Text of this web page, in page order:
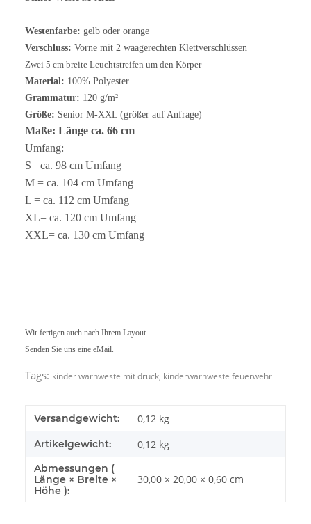
Westenfarbe: gelb oder orange
Verschluss: Vorne mit 2 waagerechten Klettverschlüssen
Zwei 5 cm breite Leuchtstreifen um den Körper
Material: 100% Polyester
Grammatur: 120 g/m²
Größe: Senior M-XXL (größer auf Anfrage)
Maße: Länge ca. 66 cm
Umfang:
S= ca. 98 cm Umfang
M = ca. 104 cm Umfang
L = ca. 112 cm Umfang
XL= ca. 120 cm Umfang
XXL= ca. 130 cm Umfang
Wir fertigen auch nach Ihrem Layout
Senden Sie uns eine eMail.
Tags: kinder warnweste mit druck, kinderwarnweste feuerwehr
Versandgewicht: 0,12 kg
Artikelgewicht: 0,12 kg
Abmessungen (
Länge × Breite ×
Höhe ):
30,00 × 20,00 × 0,60 cm